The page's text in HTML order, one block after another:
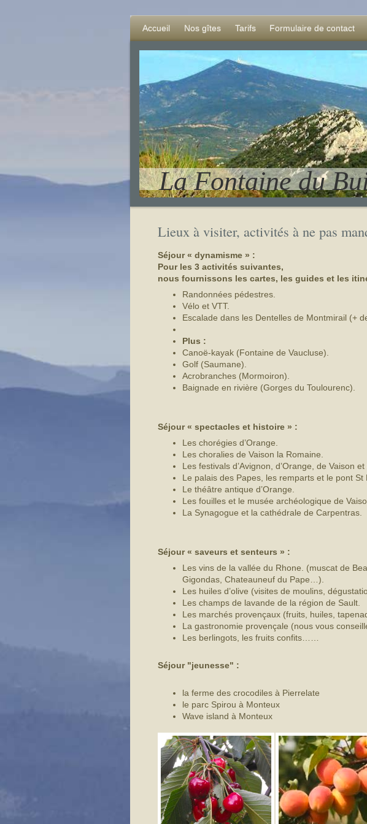
Accueil Nos gîtes Tarifs Formulaire de contact
La Fontaine du
Lieux à visiter, activités à ne pas
Séjour « dynamisme » :
Pour les 3 activités suivantes,
nous fournissons les cartes, les guides et les
Randonnées pédestres.
Vélo et VTT.
Escalade dans les Dentelles de Montmirail (+
Plus :
Canoë-kayak (Fontaine de Vaucluse).
Golf (Saumane).
Acrobranches (Mormoiron).
Baignade en rivière (Gorges du Toulourenc).
Séjour « spectacles et histoire » :
Les chorégies d’Orange.
Les choralies de Vaison la Romaine.
Les festivals d’Avignon, d’Orange, de Vaison et
Le palais des Papes, les remparts et le pont St
Le théâtre antique d’Orange.
Les fouilles et le musée archéologique de
La Synagogue et la cathédrale de Carpentras.
Séjour « saveurs et senteurs » :
Les vins de la vallée du Rhone. (muscat de
Gigondas, Chateauneuf du Pape…).
Les huiles d’olive (visites de moulins,
Les champs de lavande de la région de Sault.
Les marchés provençaux (fruits, huiles,
La gastronomie provençale (nous vous
Les berlingots, les fruits confits……
Séjour "jeunesse" :
la ferme des crocodiles à Pierrelate
le parc Spirou à Monteux
Wave island à Monteux